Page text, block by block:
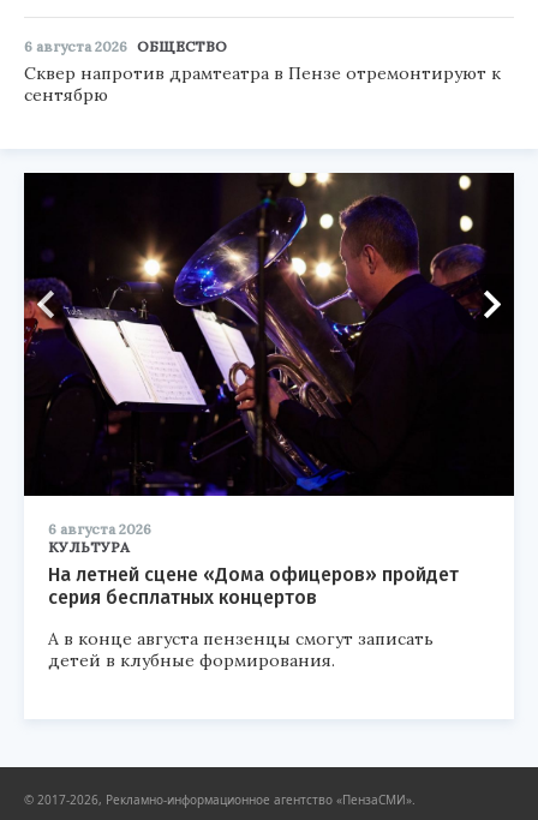
6 августа 2026 ОБЩЕСТВО
Сквер напротив драмтеатра в Пензе отремонтируют к
сентябрю
6 августа 2026
КУЛЬТУРА
На летней сцене «Дома офицеров» пройдет
серия бесплатных концертов
А в конце августа пензенцы смогут записать
детей в клубные формирования.
© 2017-2026, Рекламно-информационное агентство «ПензаСМИ».